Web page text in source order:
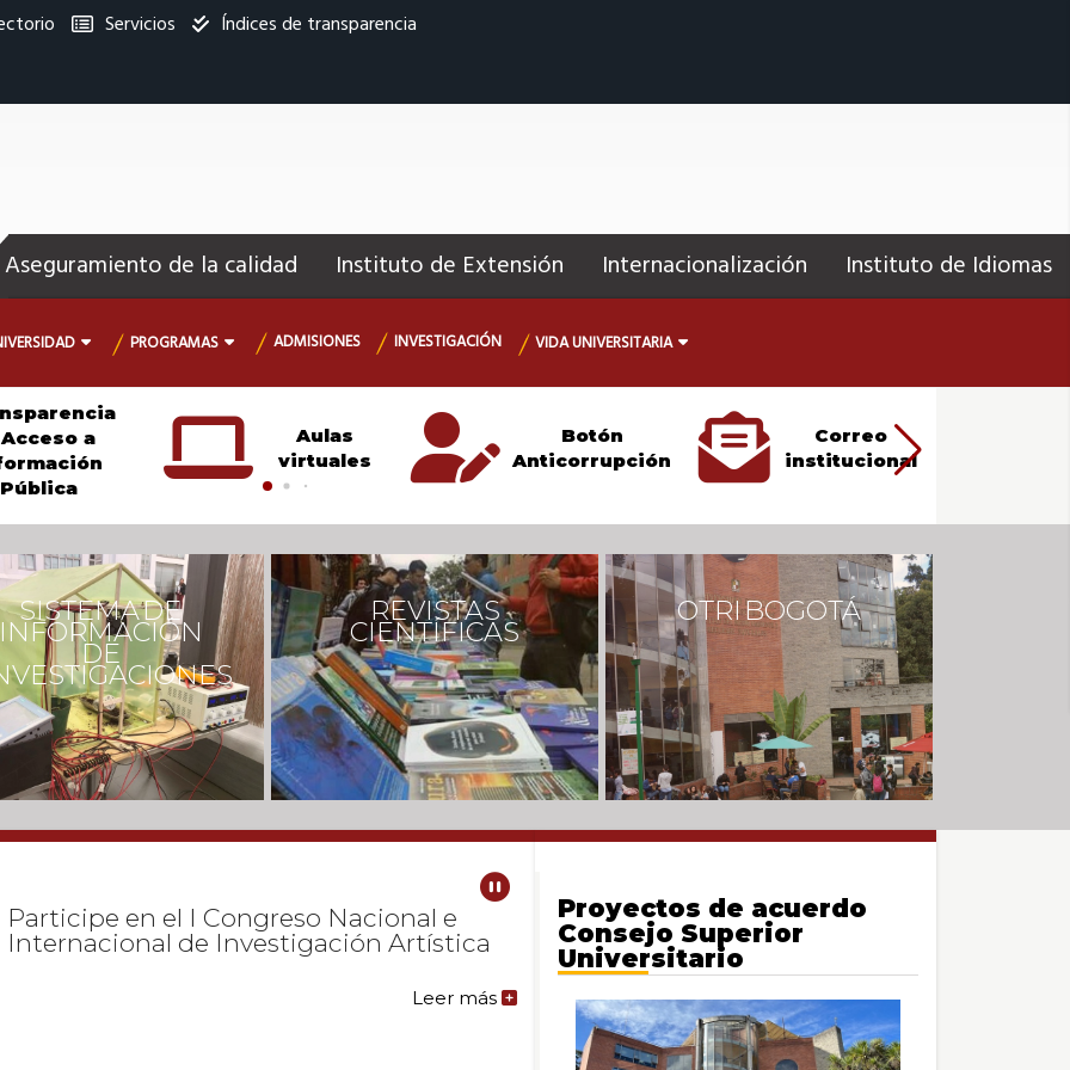
Servicios
Índices de transparencia
Aseguramiento de la calidad Instituto de Extensión Internacionalización Instituto de Idiomas
PROGRAMAS ADMISIONES INVESTIGACIÓN VIDA UNIVERSITARIA
a
Pública
Aulas
virtuales
Botón
Anticorrupción
Correo
institucional
SISTEMA DE
INFORMACIÓN
DE
REVISTAS
CIENTÍFICAS
OTRI BOGOTÁ
Abierta la convocatoria M2: Movilidad
Estudiantil de la Oficina de
La Oficina de Investigaciones de la Universidad Distrital
Proyectos de acuerdo
Consejo Superior
Universitario